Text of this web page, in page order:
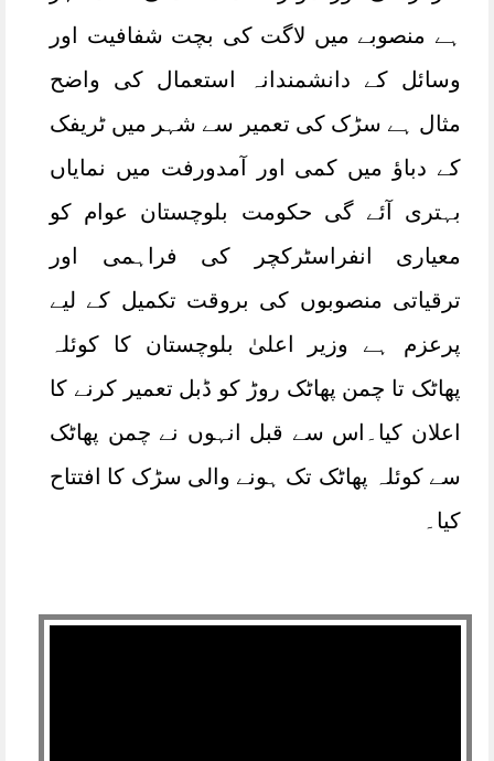
ہے منصوبے میں لاگت کی بچت شفافیت اور
وسائل کے دانشمندانہ استعمال کی واضح
مثال ہے سڑک کی تعمیر سے شہر میں ٹریفک
کے دباؤ میں کمی اور آمدورفت میں نمایاں
بہتری آئے گی حکومت بلوچستان عوام کو
معیاری انفراسٹرکچر کی فراہمی اور
ترقیاتی منصوبوں کی بروقت تکمیل کے لیے
پرعزم ہے وزیر اعلیٰ بلوچستان کا کوئلہ
پھاٹک تا چمن پھاٹک روڑ کو ڈبل تعمیر کرنے کا
اعلان کیا۔اس سے قبل انہوں نے چمن پھاٹک
سے کوئلہ پھاٹک تک ہونے والی سڑک کا افتتاح
کیا۔